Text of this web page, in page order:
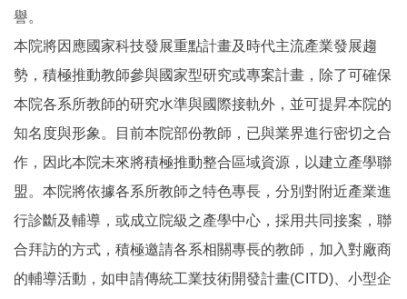
譽。
本院將因應國家科技發展重點計畫及時代主流產業發展趨
勢，積極推動教師參與國家型研究或專案計畫，除了可確保
本院各系所教師的研究水準與國際接軌外，並可提昇本院的
知名度與形象。目前本院部份教師，已與業界進行密切之合
作，因此本院未來將積極推動整合區域資源，以建立產學聯
盟。本院將依據各系所教師之特色專長，分別對附近產業進
行診斷及輔導，或成立院級之產學中心，採用共同接案，聯
合拜訪的方式，積極邀請各系相關專長的教師，加入對廠商
的輔導活動，如申請傳統工業技術開發計畫(CITD)、小型企